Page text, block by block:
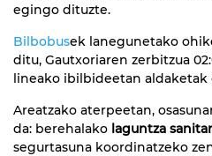
egingo dituzte.
Bilbobusek lanegunetako
ditu, Gautxoriaren zerbitzua
lineako ibilbideetan aldaketak
Areatzako aterpeetan,
da: berehalako laguntza
segurtasuna koordinatzeko